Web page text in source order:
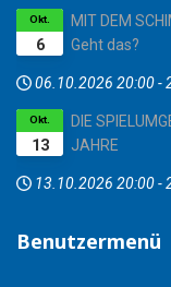
6
Okt.
MIT DEM
Geht das?
06.10.2026 20:00-
13
Okt.
DIE
JAHRE
13.10.2026 20:00-
Benutzermenü